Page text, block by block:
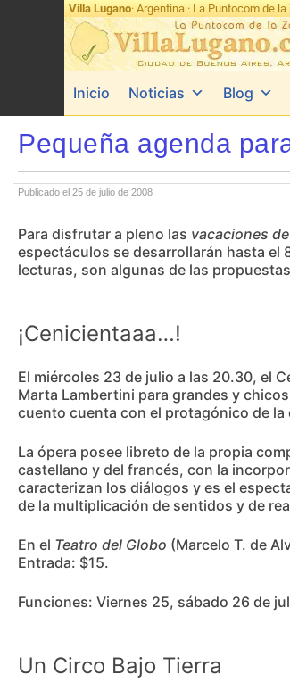
Villa Lugano· Argentina · La Puntocom de la
Inicio Noticias Blog
Pequeña agenda
Publicado el 25 de julio de 2008
Para disfrutar a pleno las vacaciones
espectáculos se desarrollarán hasta
lecturas, son algunas de las
¡Cenicientaaa…!
El miércoles 23 de julio a las 20.30, el
Marta Lambertini para grandes y
cuento cuenta con el protagónico de
La ópera posee libreto de la propia
castellano y del francés, con la
caracterizan los diálogos y es el
de la multiplicación de sentidos y de
En el Teatro del Globo (Marcelo T. de
Entrada: $15.
Funciones: Viernes 25, sábado 26 de
Un Circo Bajo Tierra